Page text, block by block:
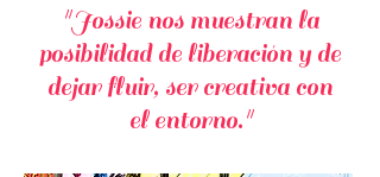
"Jossie nos muestran la
posibilidad de liberación y de
dejar fluir, ser creativa con
el entorno."